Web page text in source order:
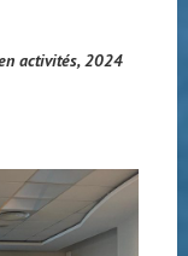
activités, 2024